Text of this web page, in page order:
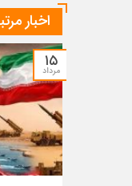
اخبار
۱۵
مرداد